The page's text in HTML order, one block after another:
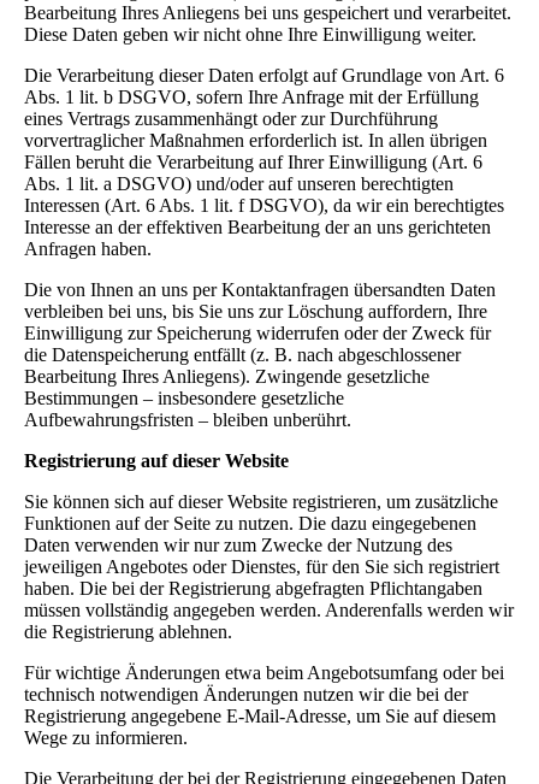
Bearbeitung Ihres Anliegens bei uns gespeichert und verarbeitet.
Diese Daten geben wir nicht ohne Ihre Einwilligung weiter.
Die Verarbeitung dieser Daten erfolgt auf Grundlage von Art. 6
Abs. 1 lit. b DSGVO, sofern Ihre Anfrage mit der Erfüllung
eines Vertrags zusammenhängt oder zur Durchführung
vorvertraglicher Maßnahmen erforderlich ist. In allen übrigen
Fällen beruht die Verarbeitung auf Ihrer Einwilligung (Art. 6
Abs. 1 lit. a DSGVO) und/oder auf unseren berechtigten
Interessen (Art. 6 Abs. 1 lit. f DSGVO), da wir ein berechtigtes
Interesse an der effektiven Bearbeitung der an uns gerichteten
Anfragen haben.
Die von Ihnen an uns per Kontaktanfragen übersandten Daten
verbleiben bei uns, bis Sie uns zur Löschung auffordern, Ihre
Einwilligung zur Speicherung widerrufen oder der Zweck für
die Datenspeicherung entfällt (z. B. nach abgeschlossener
Bearbeitung Ihres Anliegens). Zwingende gesetzliche
Bestimmungen – insbesondere gesetzliche
Aufbewahrungsfristen – bleiben unberührt.
Registrierung auf dieser Website
Sie können sich auf dieser Website registrieren, um zusätzliche
Funktionen auf der Seite zu nutzen. Die dazu eingegebenen
Daten verwenden wir nur zum Zwecke der Nutzung des
jeweiligen Angebotes oder Dienstes, für den Sie sich registriert
haben. Die bei der Registrierung abgefragten Pflichtangaben
müssen vollständig angegeben werden. Anderenfalls werden wir
die Registrierung ablehnen.
Für wichtige Änderungen etwa beim Angebotsumfang oder bei
technisch notwendigen Änderungen nutzen wir die bei der
Registrierung angegebene E-Mail-Adresse, um Sie auf diesem
Wege zu informieren.
Die Verarbeitung der bei der Registrierung eingegebenen Daten